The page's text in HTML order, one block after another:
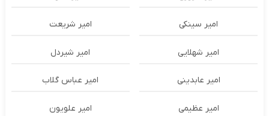
امیر سینکی امیر شریعت
امیر شهلایی امیر شیردل
امیر عابدینی امیر عباس گلاب
امیر عظیمی امیر علویون